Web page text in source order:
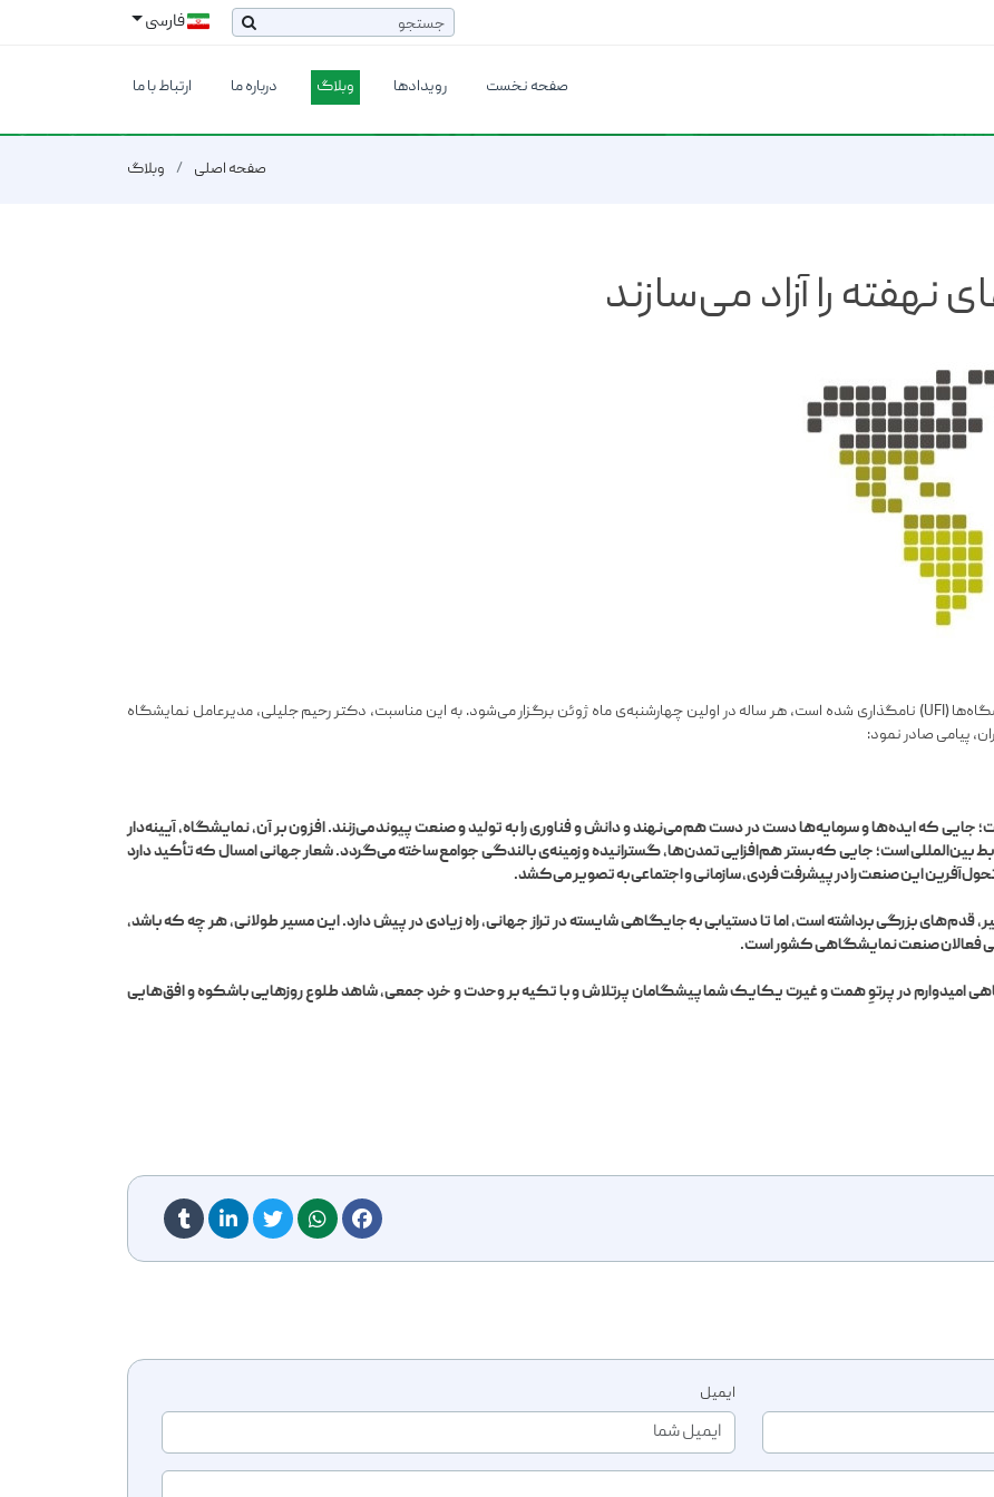
فارسی
صفحه نخست رویدادها وبلاگ درباره ما ارتباط با ما
صفحه اصلی وبلاگ
را آزاد می‌سازند
روز جهانی صنعت نمایشگاهی که توسط اتحادیه جهانی نمایشگاه‌ها (UFI) نامگذاری شده است، هر ساله در اولین چهارشنبه‌ی ماه ژوئن برگزار می‌شود. به این مناسبت، دکتر رحیم جلیلی، مدیرعامل نمایشگاه
پیامی صادر نمود:
که ایده‌ها و سرمایه‌ها دست در دست هم می‌نهند و دانش و فناوری را به تولید و صنعت پیوند می‌زنند. افزون بر آن، نمایشگاه، آیینه‌دار
است؛ جایی که بستر هم‌افزایی تمدن‌ها، گسترانیده و زمینه‌ی بالندگی جوامع ساخته می‌گردد. شعار جهانی امسال که تأکید دارد
این صنعت را در پیشرفت فردی، سازمانی و اجتماعی به تصویر می‌کشد.
بزرگی برداشته است، اما تا دستیابی به جایگاهی شایسته در تراز جهانی، راه زیادی در پیش دارد. این مسیر طولانی، هر چه که باشد،
فعالان صنعت نمایشگاهی کشور است.
در پرتوِ همت و غیرت یکایک شما پیشگامان پرتلاش و با تکیه بر وحدت و خرد جمعی، شاهد طلوع روزهایی باشکوه و افق‌هایی
ایمیل